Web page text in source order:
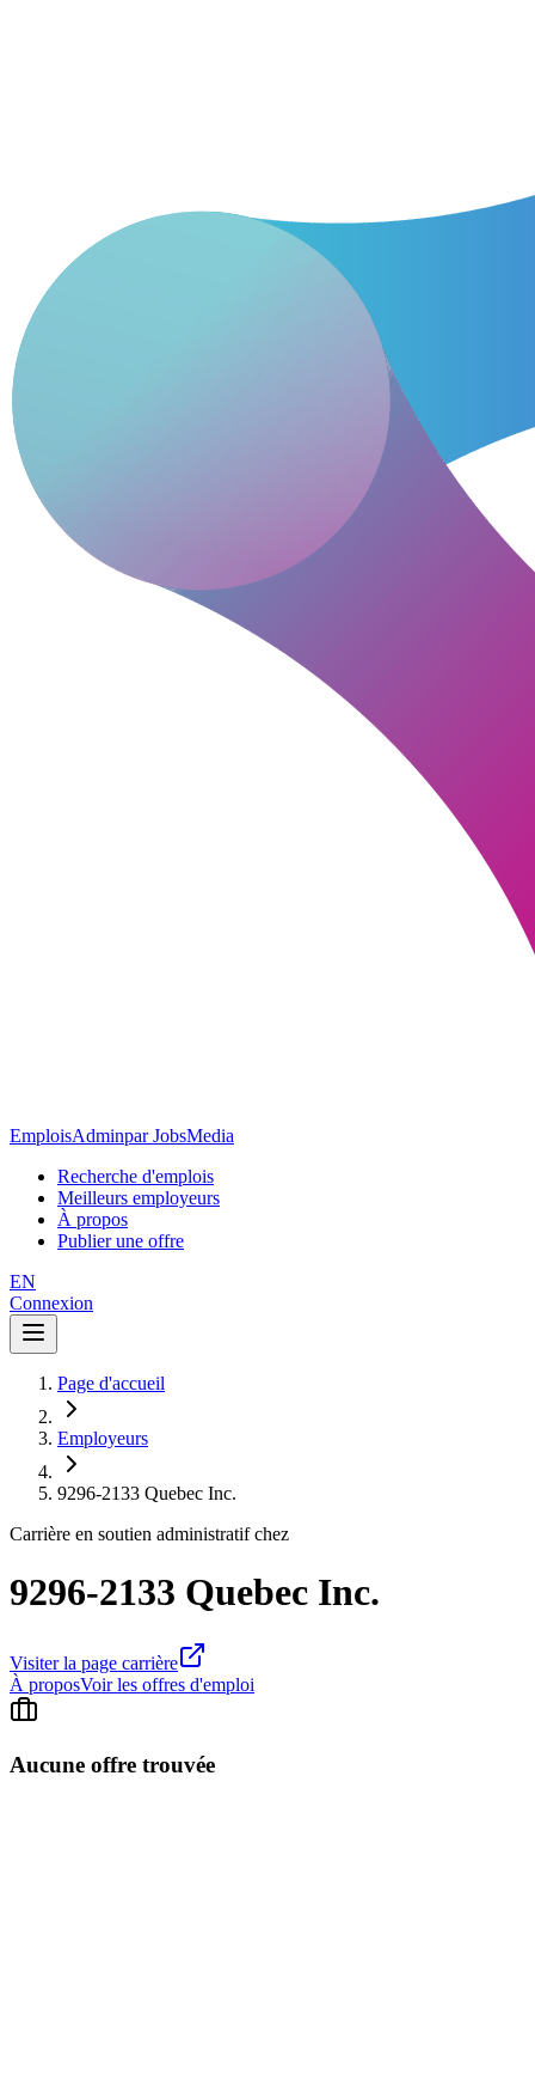
EmploisAdminpar JobsMedia
Recherche d'emplois
Meilleurs employeurs
À propos
Publier une offre
EN
Connexion
Page d'accueil
Employeurs
9296-2133 Quebec Inc.
Carrière en soutien administratif chez
9296-2133 Quebec Inc.
Visiter la page carrière
À proposVoir les offres d'emploi
Aucune offre trouvée